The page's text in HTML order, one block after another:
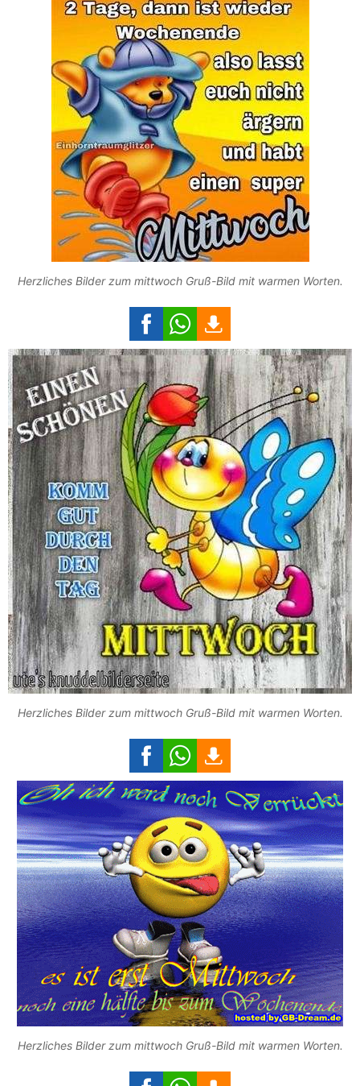
Herzliches Bilder zum mittwoch Gruß-Bild mit warmen Worten.
Herzliches Bilder zum mittwoch Gruß-Bild mit warmen Worten.
Herzliches Bilder zum mittwoch Gruß-Bild mit warmen Worten.